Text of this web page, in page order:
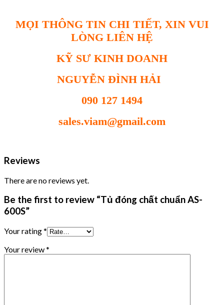
MỌI THÔNG TIN CHI TIẾT, XIN VUI
LÒNG LIÊN HỆ
KỸ SƯ KINH DOANH
NGUYỄN ĐÌNH HẢI
090 127 1494
sales.viam@gmail.com
Reviews
There are no reviews yet.
Be the first to review “Tủ đóng chất chuẩn AS-
600S”
Your rating*
Your review*